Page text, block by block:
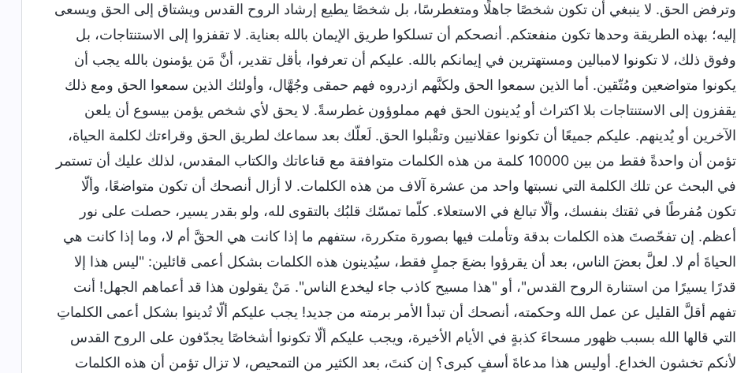
وترفض الحق. لا ينبغي أن تكون شخصًا جاهلًا ومتغطرسًا، بل شخصًا يطيع إرشاد الروح القدس ويشتاق إلى الحق ويسعى
إليه؛ بهذه الطريقة وحدها تكون منفعتكم. أنصحكم أن تسلكوا طريق الإيمان بالله بعناية. لا تقفزوا إلى الاستنتاجات، بل
وفوق ذلك، لا تكونوا لامبالين ومستهترين في إيمانكم بالله. عليكم أن تعرفوا، بأقل تقدير، أنَّ مَن يؤمنون بالله يجب أن
يكونوا متواضعين ومُتّقين. أما الذين سمعوا الحق ولكنَّهم ازدروه فهم حمقى وجُهَّال، وأولئك الذين سمعوا الحق ومع ذلك
يقفزون إلى الاستنتاجات بلا اكتراث أو يُدينون الحق فهم مملوؤون غطرسةً. لا يحق لأي شخص يؤمن بيسوع أن يلعن
الآخرين أو يُدينهم. عليكم جميعًا أن تكونوا عقلانيين وتقْبلوا الحق. لَعلّك بعد سماعك لطريق الحق وقراءتك لكلمة الحياة،
تؤمن أن واحدةً فقط من بين 10000 كلمة من هذه الكلمات متوافقة مع قناعاتك والكتاب المقدس، لذلك عليك أن تستمر
في البحث عن تلك الكلمة التي نسبتها واحد من عشرة آلاف من هذه الكلمات. لا أزال أنصحك أن تكون متواضعًا، وألّا
تكون مُفرطًا في ثقتك بنفسك، وألّا تبالغ في الاستعلاء. كلّما تمسّك قلبُك بالتقوى لله، ولو بقدر يسير، حصلت على نور
أعظم. إن تفحّصتَ هذه الكلمات بدقة وتأملت فيها بصورة متكررة، ستفهم ما إذا كانت هي الحقَّ أم لا، وما إذا كانت هي
الحياةَ أم لا. لعلَّ بعضَ الناس، بعد أن يقرؤوا بضعَ جملٍ فقط، سيُدينون هذه الكلمات بشكل أعمى قائلين: "ليس هذا إلا
قدرًا يسيرًا من استنارة الروح القدس"، أو "هذا مسيح كاذب جاء ليخدع الناس". مَنْ يقولون هذا قد أعماهم الجهل! أنت
تفهم أقلَّ القليل عن عمل الله وحكمته، أنصحك أن تبدأ الأمر برمته من جديد! يجب عليكم ألّا تُدينوا بشكل أعمى الكلماتِ
التي قالها الله بسبب ظهور مسحاءَ كذبةٍ في الأيام الأخيرة، ويجب عليكم ألّا تكونوا أشخاصًا يجدّفون على الروح القدس
لأنكم تخشون الخداع. أوليس هذا مدعاةَ أسفٍ كبرى؟ إن كنتَ، بعد الكثير من التمحيص، لا تزال تؤمن أن هذه الكلمات